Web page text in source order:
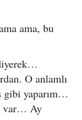
ama, bu
O anlamlı
gibi yaparım…
var… Ay